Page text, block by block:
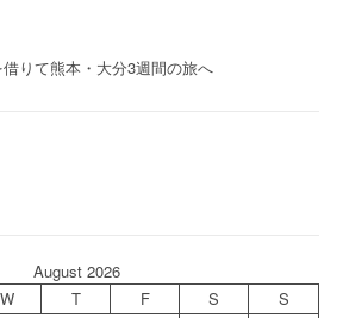
りて熊本・大分3週間の旅へ
August 2026
W T F S
S